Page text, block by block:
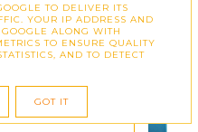
TO DELIVER ITS
YOUR IP ADDRESS AND
ALONG WITH
TO ENSURE QUALITY
AND TO DETECT
GOT IT